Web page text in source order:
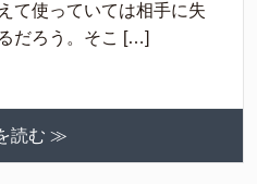
て使っていては相手に失
だろう。そこ […]
読む ≫